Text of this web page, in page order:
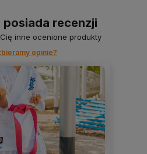
posiada recenzji
inne ocenione produkty
opinie?